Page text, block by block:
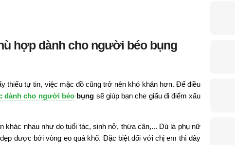
hợp dành cho người béo bụng
thiếu tự tin, việc mặc đồ cũng trở nên khó khăn hơn. Để điều
dành cho người béobụng sẽ giúp bạn che giấu đi điểm xấu
khác nhau như do tuổi tác, sinh nở, thừa cân,... Dù là phụ nữ
được bởi vòng eo quá khổ. Đặc biệt đối với chị em thì đây